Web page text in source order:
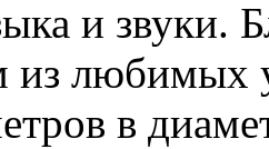
и звуки.
из любимых
в